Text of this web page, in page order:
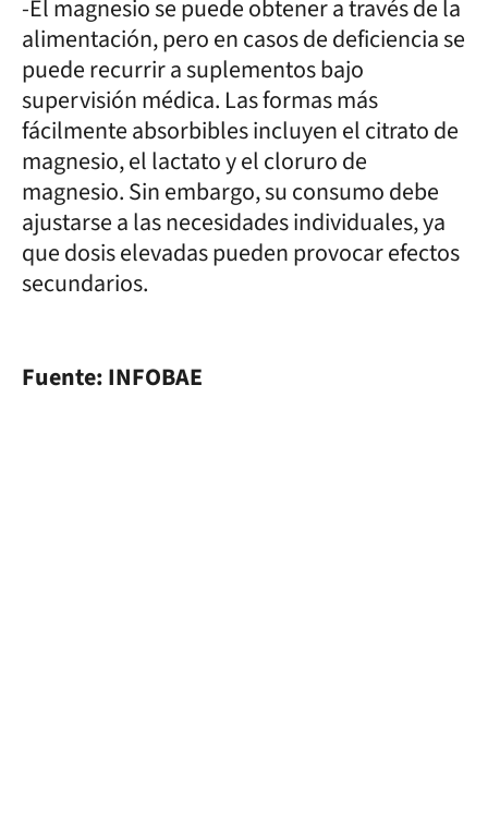
-El magnesio se puede obtener a través de la
alimentación, pero en casos de deficiencia se
puede recurrir a suplementos bajo
supervisión médica. Las formas más
fácilmente absorbibles incluyen el citrato de
magnesio, el lactato y el cloruro de
magnesio. Sin embargo, su consumo debe
ajustarse a las necesidades individuales, ya
que dosis elevadas pueden provocar efectos
secundarios.
Fuente: INFOBAE